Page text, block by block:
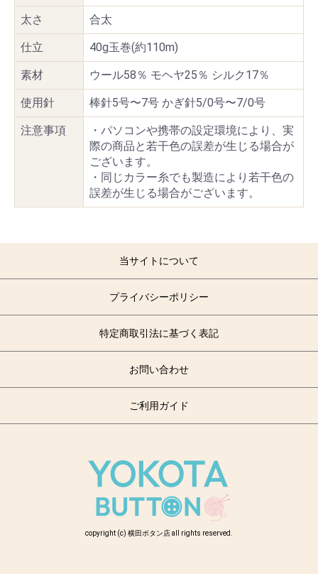
太さ 合太
仕立 40g玉巻(約110m)
素材 ウール58％ モヘヤ25％ シルク17％
使用針 棒針5号〜7号 かぎ針5/0号〜7/0号
注意事項
・パソコンや携帯の設定環境により、実
際の商品と若干色の誤差が生じる場合が
ございます。
・同じカラー糸でも製造により若干色の
誤差が生じる場合がございます。
当サイトについて
プライバシーポリシー
特定商取引法に基づく表記
お問い合わせ
ご利用ガイド
copyright (c) 横田ボタン店 all rights reserved.